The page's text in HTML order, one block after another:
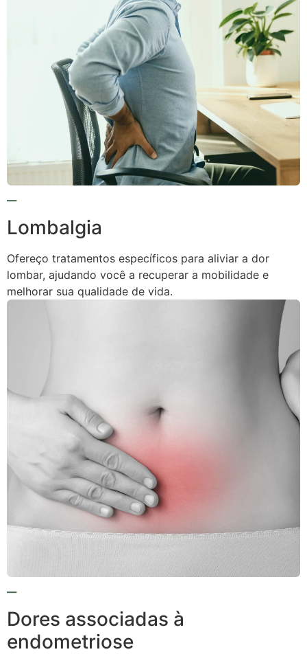
Lombalgia
Ofereço tratamentos específicos para aliviar a dor
lombar, ajudando você a recuperar a mobilidade e
melhorar sua qualidade de vida.
Dores associadas à
endometriose